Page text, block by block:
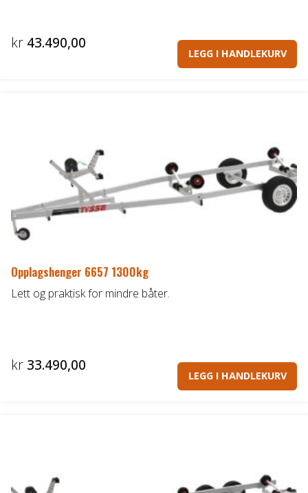
kr 43.490,00
LEGG I HANDLEKURV
Opplagshenger 6657 1300kg
Lett og praktisk for mindre båter.
kr 33.490,00
LEGG I HANDLEKURV